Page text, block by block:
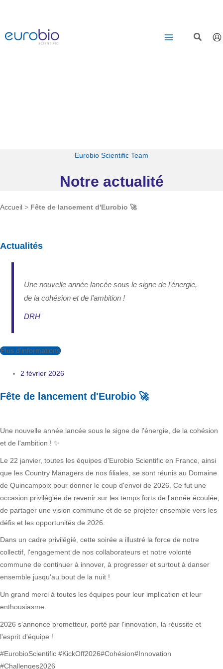
contenu
Eurobio Scientific Team
Notre actualité
Accueil > Fête de lancement d'Eurobio 🚀
Actualités
Une nouvelle année lancée sous le signe de l'énergie,
de la cohésion et de l'ambition !
DRH
Plus d'informations
2 février 2026
Fête de lancement d'Eurobio 🚀
Une nouvelle année lancée sous le signe de l'énergie, de la cohésion
et de l'ambition ! ✨
Le 22 janvier, toutes les équipes d'Eurobio Scientific en France, ainsi
que les Country Managers de nos filiales, se sont réunis au Domaine
de Quincampoix pour donner le coup d'envoi de 2026. Ce fut une
occasion privilégiée de revenir sur les temps forts de l'année écoulée,
de partager une vision commune et de se projeter ensemble vers les
défis et les opportunités de 2026.
Dans un cadre privilégié, cette soirée a illustré la force de notre
collectif, l'engagement de nos collaborateurs et notre volonté
commune de continuer à innover, à progresser et surtout à danser
ensemble jusqu'au bout de la nuit !
Un grand merci à toutes les équipes pour leur implication et leur
enthousiasme.
2026 s'annonce prometteur, porté par l'innovation, la réussite et
l'esprit d'équipe !
#EurobioScientific #KickOff2026#Cohésion#Innovation
#Challenges2026